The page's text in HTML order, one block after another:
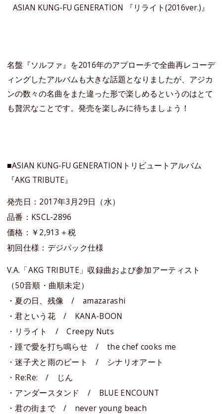
ASIAN KUNG-FU GENERATION 『リライト(2016ver.)』
名盤『ソルファ』を2016年のアプローチで全曲再レコーデ
ィングしたアルバムも大きな話題となりましたが、アジカ
ンの数々の名曲をまた違った形で楽しめるというのはとて
も贅沢なことです。発売を楽しみに待ちましょう！
■ASIAN KUNG-FU GENERATIONトリビュートアルバム
『AKG TRIBUTE』
発売日：2017年3月29日（水）
品番：KSCL-2896
価格：￥2,913＋税
初回仕様：デジパック仕様
V.A.「AKG TRIBUTE」収録曲および参加アーティスト
（50音順・曲順未定）
・夏の日、残像 / amazarashi
・君という花 / KANA-BOON
・リライト / Creepy Nuts
・踵で愛を打ち鳴らせ / the chef cooks me
・迷子犬と雨のビート / シナリオアート
・Re:Re: / じん
・アンダースタンド / BLUE ENCOUNT
・君の街まで / never young beach